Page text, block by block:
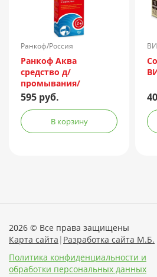
Ранкоф/Россия
Ранкоф Аква
средство д/
промывания/
орошения носа 150мл
(душ)
595 руб.
В корзину
2026 © Все права защищены
Карта сайта | Разработка сайта М.Б.
Политика конфиденциальности и
обработки персональных данных